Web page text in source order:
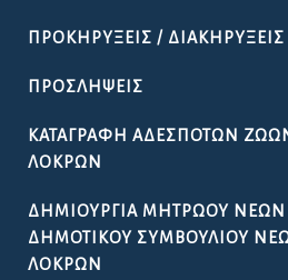
ΠΡΟΚΗΡΎΞΕΙΣ / ΔΙΑΚΗΡΎΞΕΙΣ
ΠΡΟΣΛΉΨΕΙΣ
ΚΑΤΑΓΡΑΦΉ ΑΔΈΣΠΟΤΩΝ
ΛΟΚΡΏΝ
ΔΗΜΙΟΥΡΓΊΑ ΜΗΤΡΏΟΥ ΝΈΩΝ
ΔΗΜΟΤΙΚΟΎ ΣΥΜΒΟΥΛΊΟΥ
ΛΟΚΡΏΝ